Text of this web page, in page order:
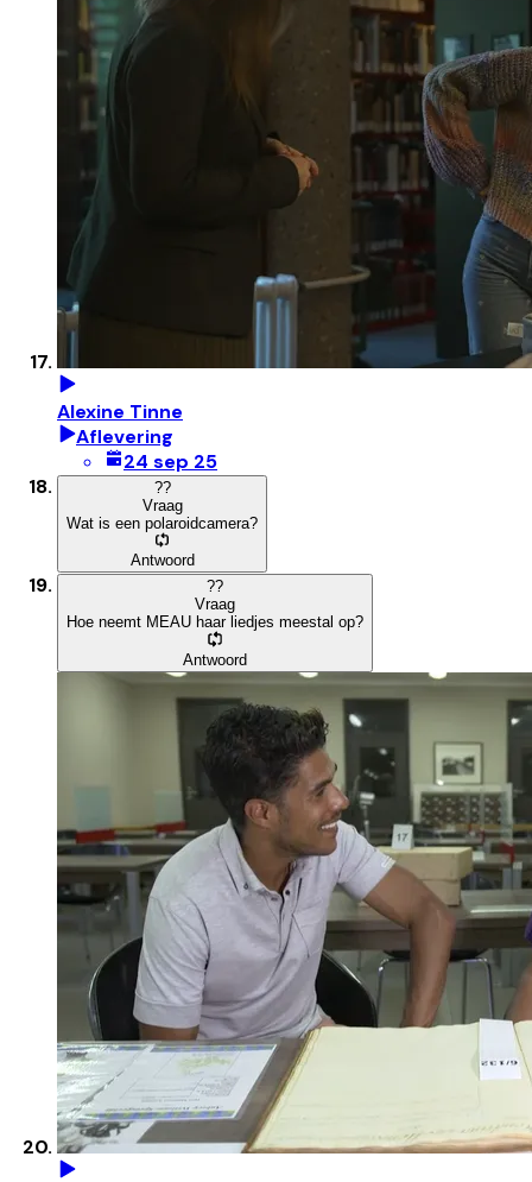
Alexine Tinne
Aflevering
24 sep 25
??
Vraag
Wat is een polaroidcamera?
Antwoord
??
Vraag
Hoe neemt MEAU haar liedjes meestal op?
Antwoord